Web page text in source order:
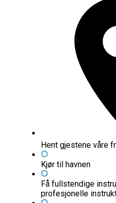
Hent gjestene våre
Kjør til havnen
Få fullstendige
profesjonelle